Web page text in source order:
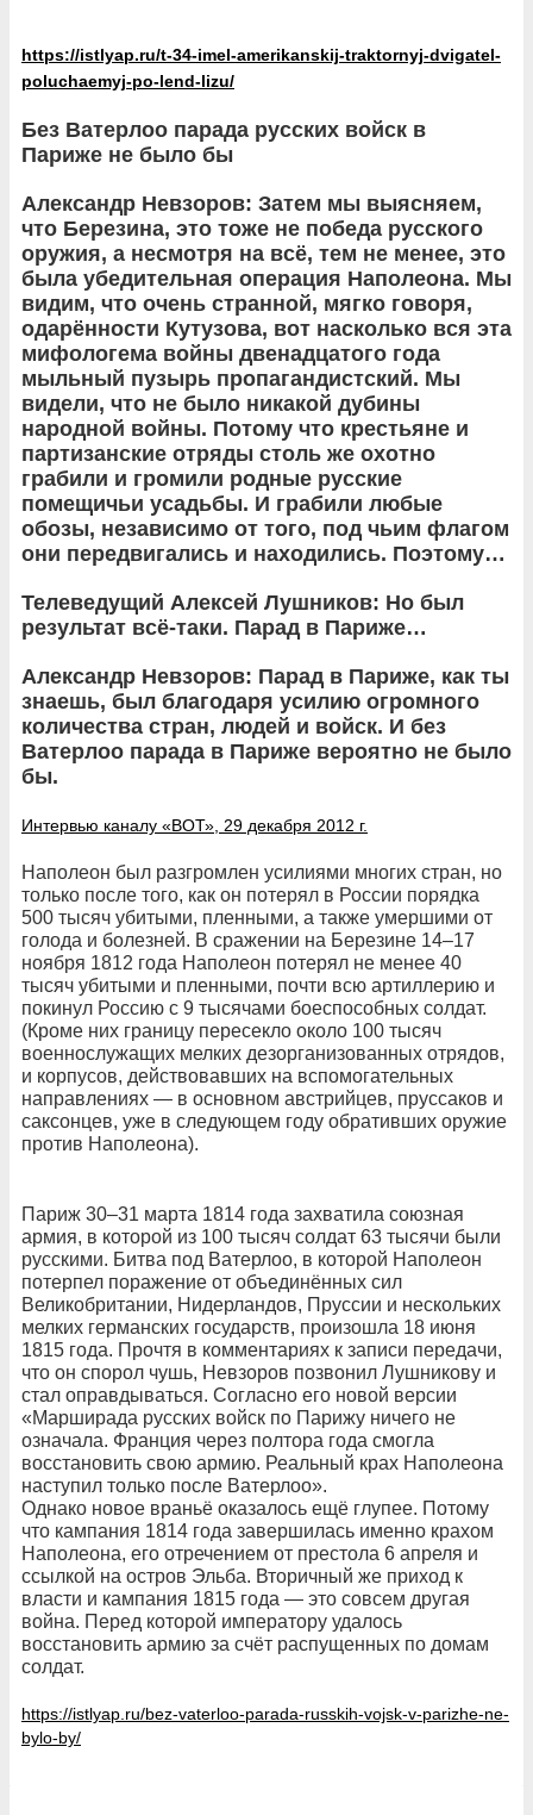
https://istlyap.ru/t-34-imel-amerikanskij-traktornyj-dvigatel-
poluchaemyj-po-lend-lizu/
Без Ватерлоо парада русских войск в
Париже не было бы
Александр Невзоров: Затем мы выясняем,
что Березина, это тоже не победа русского
оружия, а несмотря на всё, тем не менее, это
была убедительная операция Наполеона. Мы
видим, что очень странной, мягко говоря,
одарённости Кутузова, вот насколько вся эта
мифологема войны двенадцатого года
мыльный пузырь пропагандистский. Мы
видели, что не было никакой дубины
народной войны. Потому что крестьяне и
партизанские отряды столь же охотно
грабили и громили родные русские
помещичьи усадьбы. И грабили любые
обозы, независимо от того, под чьим флагом
они передвигались и находились. Поэтому…
Телеведущий Алексей Лушников: Но был
результат всё-таки. Парад в Париже…
Александр Невзоров: Парад в Париже, как ты
знаешь, был благодаря усилию огромного
количества стран, людей и войск. И без
Ватерлоо парада в Париже вероятно не было
бы.
Интервью каналу «ВОТ», 29 декабря 2012 г.
Наполеон был разгромлен усилиями многих стран, но
только после того, как он потерял в России порядка
500 тысяч убитыми, пленными, а также умершими от
голода и болезней. В сражении на Березине 14–17
ноября 1812 года Наполеон потерял не менее 40
тысяч убитыми и пленными, почти всю артиллерию и
покинул Россию с 9 тысячами боеспособных солдат.
(Кроме них границу пересекло около 100 тысяч
военнослужащих мелких дезорганизованных отрядов,
и корпусов, действовавших на вспомогательных
направлениях — в основном австрийцев, пруссаков и
саксонцев, уже в следующем году обративших оружие
против Наполеона).
Париж 30–31 марта 1814 года захватила союзная
армия, в которой из 100 тысяч солдат 63 тысячи были
русскими. Битва под Ватерлоо, в которой Наполеон
потерпел поражение от объединённых сил
Великобритании, Нидерландов, Пруссии и нескольких
мелких германских государств, произошла 18 июня
1815 года. Прочтя в комментариях к записи передачи,
что он спорол чушь, Невзоров позвонил Лушникову и
стал оправдываться. Согласно его новой версии
«Марширада русских войск по Парижу ничего не
означала. Франция через полтора года смогла
восстановить свою армию. Реальный крах Наполеона
наступил только после Ватерлоо».
Однако новое враньё оказалось ещё глупее. Потому
что кампания 1814 года завершилась именно крахом
Наполеона, его отречением от престола 6 апреля и
ссылкой на остров Эльба. Вторичный же приход к
власти и кампания 1815 года — это совсем другая
война. Перед которой императору удалось
восстановить армию за счёт распущенных по домам
солдат.
https://istlyap.ru/bez-vaterloo-parada-russkih-vojsk-v-parizhe-ne-
bylo-by/